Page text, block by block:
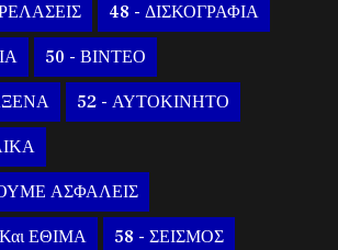
48 - ΔΙΣΚΟΓΡΑΦΙΑ
50 - ΒΙΝΤΕΟ
52 - ΑΥΤΟΚΙΝΗΤΟ
ΑΣΦΑΛΕΙΣ
ΕΘΙΜΑ 58 - ΣΕΙΣΜΟΣ